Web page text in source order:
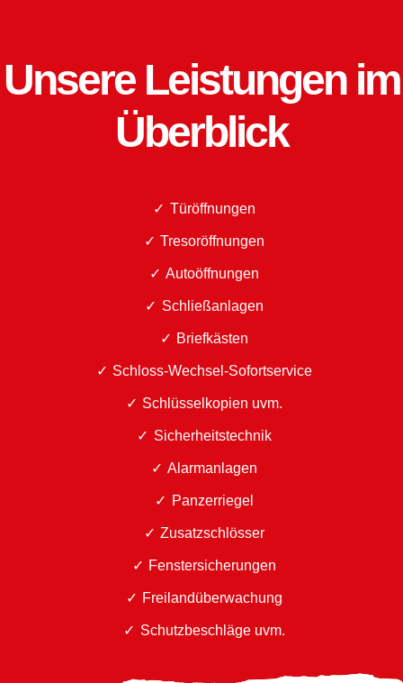
Unsere Leistungen im
Überblick
Türöffnungen
Tresoröffnungen
Autoöffnungen
Schließanlagen
Briefkästen
Schloss-Wechsel-Sofortservice
Schlüsselkopien uvm.
Sicherheitstechnik
Alarmanlagen
Panzerriegel
Zusatzschlösser
Fenstersicherungen
Freilandüberwachung
Schutzbeschläge uvm.